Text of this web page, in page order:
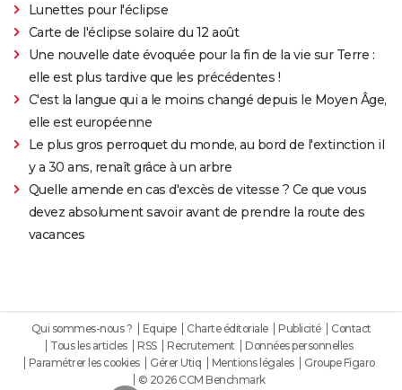
Lunettes pour l'éclipse
Carte de l'éclipse solaire du 12 août
Une nouvelle date évoquée pour la fin de la vie sur Terre :
elle est plus tardive que les précédentes !
C'est la langue qui a le moins changé depuis le Moyen Âge,
elle est européenne
Le plus gros perroquet du monde, au bord de l'extinction il
y a 30 ans, renaît grâce à un arbre
Quelle amende en cas d'excès de vitesse ? Ce que vous
devez absolument savoir avant de prendre la route des
vacances
Qui sommes-nous ? Equipe Charte éditoriale Publicité
Contact
Tous les articles
RSS Recrutement
Données personnelles
Paramétrer les cookies
Gérer Utiq Mentions légales
Groupe Figaro
© 2026 CCM Benchmark